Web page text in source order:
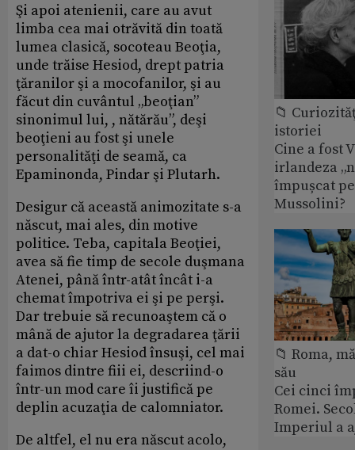
Şi apoi atenienii, care au avut
limba cea mai otrăvită din toată
lumea clasică, socoteau Beoţia,
unde trăise Hesiod, drept patria
ţăranilor şi a mocofanilor, şi au
făcut din cuvântul „beoţian”
sinonimul lui, , nătărău”, deşi
beoţieni au fost şi unele
personalităţi de seamă, ca
Epaminonda, Pindar şi Plutarh.
Desigur că această animozitate s-a
născut, mai ales, din motive
politice. Teba, capitala Beoţiei,
avea să fie timp de secole duşmana
Atenei, până într-atât încât i-a
chemat împotriva ei şi pe perşi.
Dar trebuie să recunoaştem că o
mână de ajutor la degradarea ţării
a dat-o chiar Hesiod însuşi, cel mai
faimos dintre fiii ei, descriind-o
într-un mod care îi justifică pe
deplin acuzaţia de calomniator.
De altfel, el nu era născut acolo,
📁
istoriei
Cine a fost
irlandeza
împușcat
Mussolini?
📁 Roma,
său
Cei cinci
Romei.
Imperiul a